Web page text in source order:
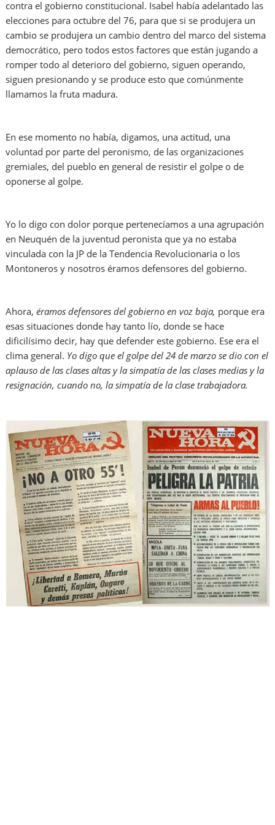
contra el gobierno constitucional. Isabel había adelantado las
elecciones para octubre del 76, para que si se produjera un
cambio se produjera un cambio dentro del marco del sistema
democrático, pero todos estos factores que están jugando a
romper todo al deterioro del gobierno, siguen operando,
siguen presionando y se produce esto que comúnmente
llamamos la fruta madura.
En ese momento no había, digamos, una actitud, una
voluntad por parte del peronismo, de las organizaciones
gremiales, del pueblo en general de resistir el golpe o de
oponerse al golpe.
Yo lo digo con dolor porque pertenecíamos a una agrupación
en Neuquén de la juventud peronista que ya no estaba
vinculada con la JP de la Tendencia Revolucionaria o los
Montoneros y nosotros éramos defensores del gobierno.
Ahora,éramos defensores del gobierno en voz baja, porque era
esas situaciones donde hay tanto lío, donde se hace
dificilísimo decir, hay que defender este gobierno. Ese era el
clima general. Yo digo que el golpe del 24 de marzo se dio con el
aplauso de las clases altas y la simpatía de las clases medias y la
resignación, cuando no, la simpatía de la clase trabajadora.